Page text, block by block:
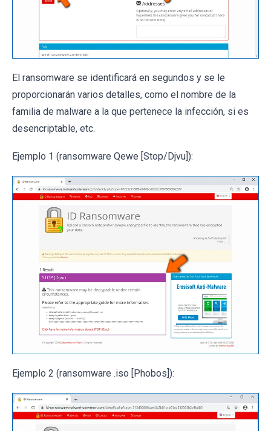
El ransomware se identificará en segundos y se le
proporcionarán varios detalles, como el nombre de la
familia de malware a la que pertenece la infección, si es
desencriptable, etc.
Ejemplo 1 (ransomware Qewe [Stop/Djvu]):
Ejemplo 2 (ransomware .iso [Phobos]):